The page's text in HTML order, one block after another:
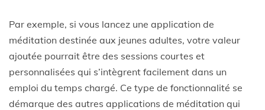
Par exemple, si vous lancez une application de
méditation destinée aux jeunes adultes, votre valeur
ajoutée pourrait être des sessions courtes et
personnalisées qui s’intègrent facilement dans un
emploi du temps chargé. Ce type de fonctionnalité se
démarque des autres applications de méditation qui